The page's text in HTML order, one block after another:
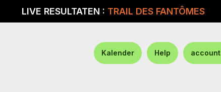
LIVE RESULTATEN : TRAIL DES FANTÔMES
Kalender Help